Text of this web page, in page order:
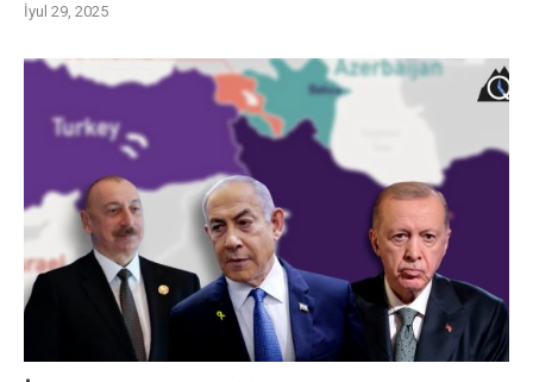
İyul 29, 2025